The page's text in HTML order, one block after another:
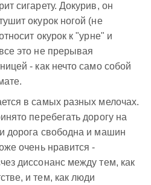
сигарету. Докурив, он
окурок ногой (не
окурок к "урне" и
это не прерывая
- как нечто само собой
в самых разных мелочах.
перебегать дорогу на
дорога свободна и машин
очень нравится -
диссонанс между тем, как
и тем, как люди